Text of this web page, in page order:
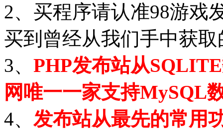
2、买程序请认准98游戏
买到曾经从我们手中获
3、 PHP发布站从
网唯一一家支持MySQL
4、 发布站从最先的常用